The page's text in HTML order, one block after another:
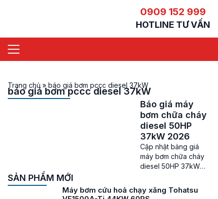
0909 152 999
HOTLINE TƯ VẤN
Trang chủ » báo giá bơm pccc diesel 37kW
báo giá bơm pccc diesel 37kW
Báo giá máy
bơm chữa cháy
diesel 50HP
37kW 2026
Cập nhật bảng giá
máy bơm chữa cháy
diesel 50HP 37kW
chữa cháy diesel
50HP – Hệ thống máy
SẢN PHẨM MỚI
Máy bơm cứu hoả chạy xăng Tohatsu